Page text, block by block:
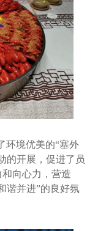
环境优美的“塞外
的开展，促进了员
向心力，营造
谐并进”的良好氛